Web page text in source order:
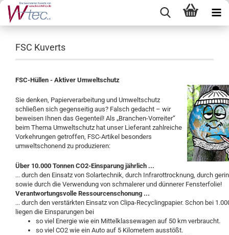
FSC Kuverts
FSC-Hüllen - Aktiver Umweltschutz
Sie denken, Papierverarbeitung und Umweltschutz
schließen sich gegenseitig aus? Falsch gedacht – wir
beweisen Ihnen das Gegenteil! Als „Branchen-Vorreiter“
beim Thema Umweltschutz hat unser Lieferant zahlreiche
Vorkehrungen getroffen, FSC-Artikel besonders
umweltschonend zu produzieren:
Über 10.000 Tonnen CO2-Einsparung jährlich ...
... durch den Einsatz von Solartechnik, durch Infrarottrocknung, durch
sowie durch die Verwendung von schmalerer und dünnerer Fensterfolie!
Verantwortungsvolle Ressourcenschonung ...
... durch den verstärkten Einsatz von Clipa-Recyclingpapier. Schon bei
liegen die Einsparungen bei
so viel Energie wie ein Mittelklassewagen auf 50 km verbraucht.
so viel CO2 wie ein Auto auf 5 Kilometern ausstößt.